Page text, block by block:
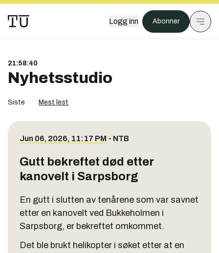
Logg inn Abonner
21:58:40
Nyhetsstudio
Siste Mest lest
Jun 06, 2026, 11:17 PM - NTB
Gutt bekreftet død etter
kanovelt i Sarpsborg
En gutt i slutten av tenårene som var savnet
etter en kanovelt ved Bukkeholmen i
Sarpsborg, er bekreftet omkommet.
Det ble brukt helikopter i søket etter at en